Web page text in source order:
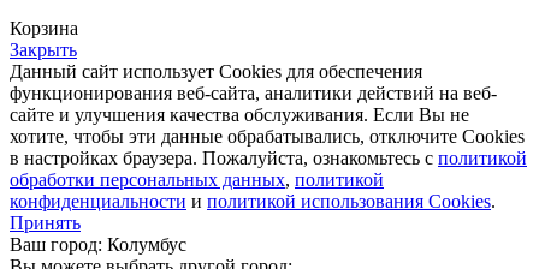
Корзина
Закрыть
Данный сайт использует Cookies для обеспечения
функционирования веб-сайта, аналитики действий на веб-
сайте и улучшения качества обслуживания. Если Вы не
хотите, чтобы эти данные обрабатывались, отключите Cookies
в настройках браузера. Пожалуйста, ознакомьтесь с политикой
обработки персональных данных, политикой
конфиденциальности и политикой использования Cookies.
Принять
Ваш город: Колумбус